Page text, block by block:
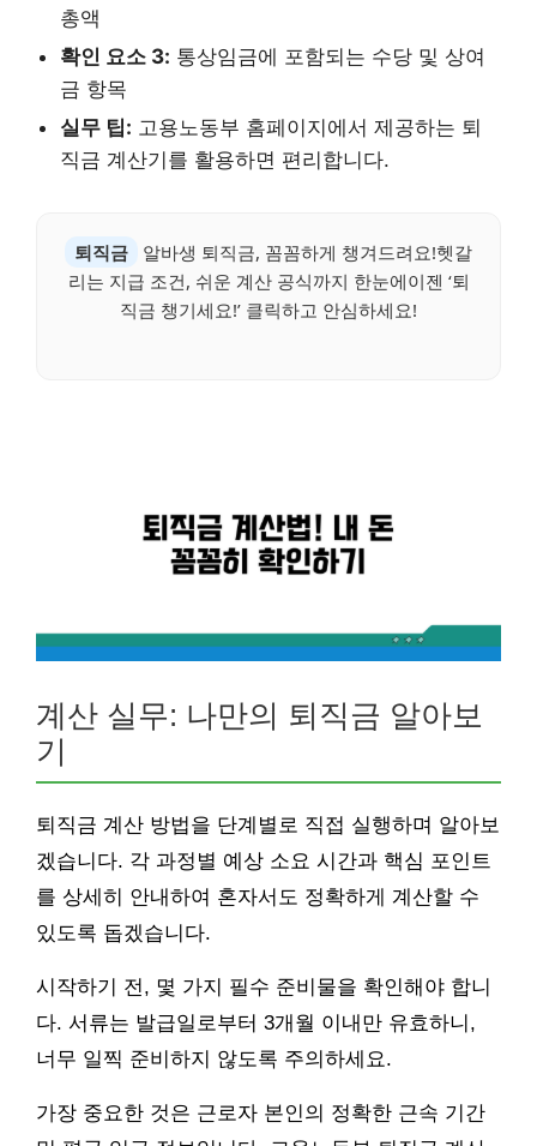
총액
확인 요소 3: 통상임금에 포함되는 수당 및 상여
금 항목
실무 팁: 고용노동부 홈페이지에서 제공하는 퇴
직금 계산기를 활용하면 편리합니다.
퇴직금
알바생 퇴직금, 꼼꼼하게 챙겨드려요!헷갈
리는 지급 조건, 쉬운 계산 공식까지 한눈에이젠 ‘퇴
직금 챙기세요!’ 클릭하고 안심하세요!
계산 실무: 나만의 퇴직금 알아보
기
퇴직금 계산 방법을 단계별로 직접 실행하며 알아보
겠습니다. 각 과정별 예상 소요 시간과 핵심 포인트
를 상세히 안내하여 혼자서도 정확하게 계산할 수
있도록 돕겠습니다.
시작하기 전, 몇 가지 필수 준비물을 확인해야 합니
다. 서류는 발급일로부터 3개월 이내만 유효하니,
너무 일찍 준비하지 않도록 주의하세요.
가장 중요한 것은 근로자 본인의 정확한 근속 기간